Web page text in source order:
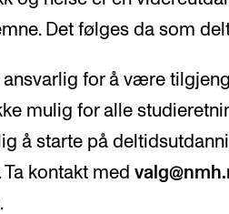
Det følges da som
ansvarlig for å være
mulig for alle
å starte på
Ta kontakt med